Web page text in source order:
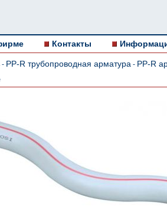
Контакты
- PP-R трубопроводная арматура - PP-R